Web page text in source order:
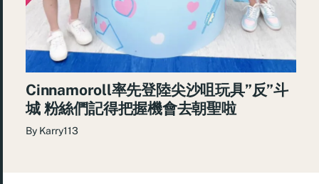
Cinnamoroll率先登陸尖沙咀玩具”反”斗
城 粉絲們記得把握機會去朝聖啦
By Karry113